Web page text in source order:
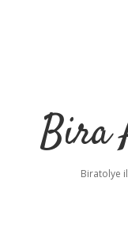
Bira
Biratolye